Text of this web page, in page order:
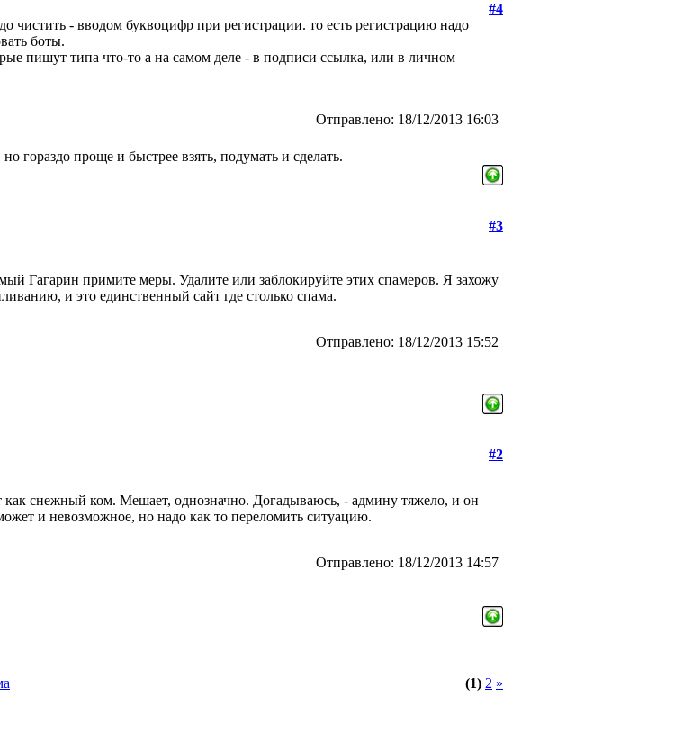
#4
чистить - вводом буквоцифр при регистрации. то есть регистрацию надо
боты.
пишут типа что-то а на самом деле - в подписи ссылка, или в личном
Отправлено: 18/12/2013 16:03
гораздо проще и быстрее взять, подумать и сделать.
#3
Гагарин примите меры. Удалите или заблокируйте этих спамеров. Я захожу
и это единственный сайт где столько спама.
Отправлено: 18/12/2013 15:52
#2
как снежный ком. Мешает, однозначно. Догадываюсь, - админу тяжело, и он
и невозможное, но надо как то переломить ситуацию.
Отправлено: 18/12/2013 14:57
(1) 2 »